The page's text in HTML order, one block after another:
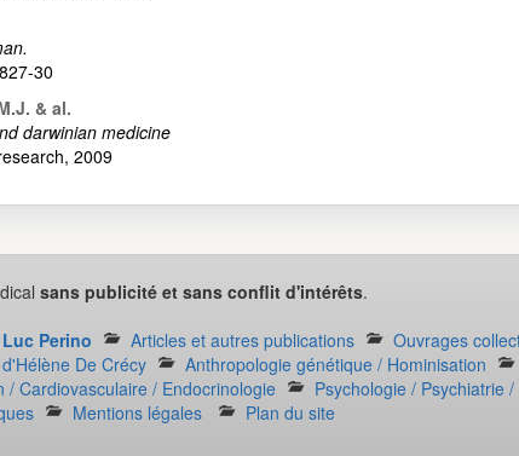
30
& al.
darwinian medicine
2009
sans publicité et sans conflit d'intérêts.
Perino Articles et autres publications Ouvrages
De Crécy
Anthropologie génétique / Hominisation
/ Cardiovasculaire / Endocrinologie
Psychologie / Psychiatrie
Mentions légales Plan du site